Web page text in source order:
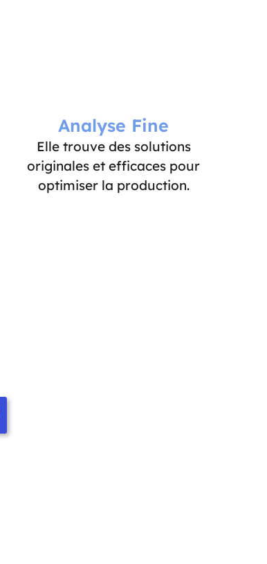
Analyse Fine
Elle trouve des solutions
originales et efficaces pour
optimiser la production.